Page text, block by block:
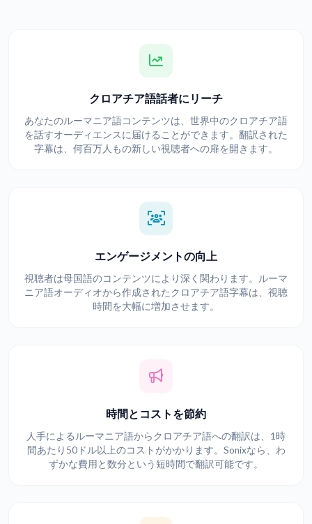
クロアチア語話者にリーチ
あなたのルーマニア語コンテンツは、世界中のクロアチア語
を話すオーディエンスに届けることができます。翻訳された
字幕は、何百万人もの新しい視聴者への扉を開きます。
エンゲージメントの向上
視聴者は母国語のコンテンツにより深く関わります。ルーマ
ニア語オーディオから作成されたクロアチア語字幕は、視聴
時間を大幅に増加させます。
時間とコストを節約
人手によるルーマニア語からクロアチア語への翻訳は、1時
間あたり50ドル以上のコストがかかります。Sonixなら、わ
ずかな費用と数分という短時間で翻訳可能です。